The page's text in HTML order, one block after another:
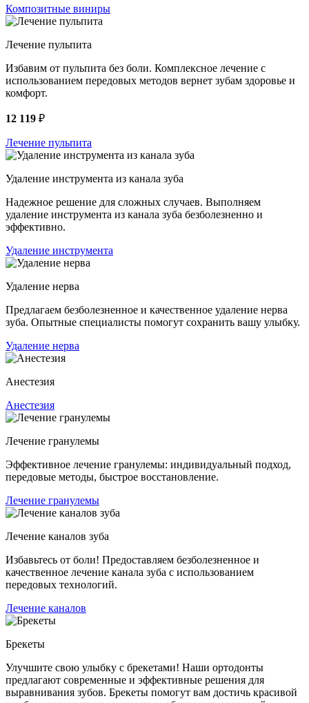
Композитные виниры
Лечение пульпита
Избавим от пульпита без боли. Комплексное лечение с
использованием передовых методов вернет зубам здоровье и
комфорт.
12 119 ₽
Лечение пульпита
Удаление инструмента из канала зуба
Надежное решение для сложных случаев. Выполняем
удаление инструмента из канала зуба безболезненно и
эффективно.
Удаление инструмента
Удаление нерва
Предлагаем безболезненное и качественное удаление нерва
зуба. Опытные специалисты помогут сохранить вашу улыбку.
Удаление нерва
Анестезия
Анестезия
Лечение гранулемы
Эффективное лечение гранулемы: индивидуальный подход,
передовые методы, быстрое восстановление.
Лечение гранулемы
Лечение каналов зуба
Избавьтесь от боли! Предоставляем безболезненное и
качественное лечение канала зуба с использованием
передовых технологий.
Лечение каналов
Брекеты
Улучшите свою улыбку с брекетами! Наши ортодонты
предлагают современные и эффективные решения для
выравнивания зубов. Брекеты помогут вам достичь красивой